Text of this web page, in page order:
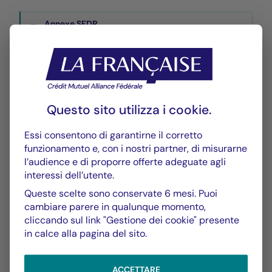
Annexe SFDR
Performance
XLSX 56 Ko
Performances Passées
PDF 629 Ko
Scénarios de Performance 2025-04-30
PDF 522 Ko
Scénarios de Performance 2025-03-31
PDF 522 Ko
Questo sito utilizza i cookie.
Essi consentono di garantirne il corretto
funzionamento e, con i nostri partner, di misurarne
l’audience e di proporre offerte adeguate agli
interessi dell’utente.
Queste scelte sono conservate 6 mesi. Puoi
cambiare parere in qualunque momento,
cliccando sul link "Gestione dei cookie" presente
in calce alla pagina del sito.
ACCETTARE